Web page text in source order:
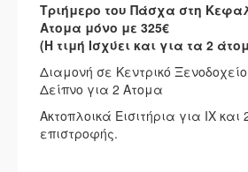
Τριήμερο του Πάσχα στη
Ατομα μόνο με 325€
(Η τιμή Ισχύει και για τα 2
Διαμονή σε Κεντρικό
Δείπνο για 2 Ατομα
Ακτοπλοικά Εισιτήρια για ΙΧ
επιστροφής.